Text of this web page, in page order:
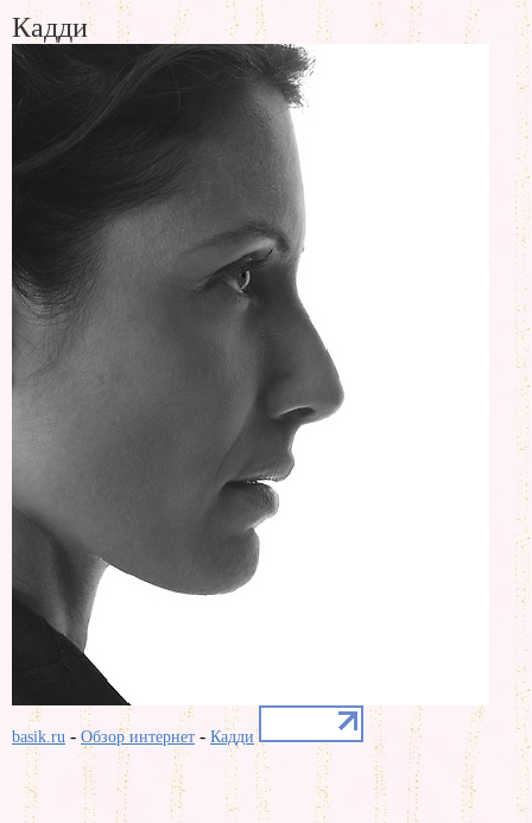
Кадди
basik.ru - Обзор интернет - Кадди